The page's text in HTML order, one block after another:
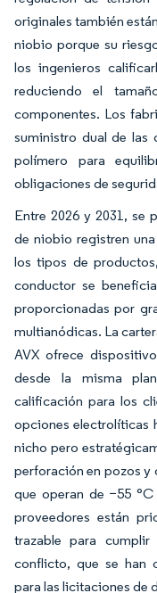
originales también
niobio porque su
los ingenieros
reduciendo el
componentes. Los
suministro dual de las
polímero para
obligaciones de
Entre 2026 y 2031, se
de niobio registren
los tipos de
conductor se
proporcionadas por
multianódicas. La
AVX ofrece
desde la misma
calificación para los
opciones electrolíticas
nicho pero
perforación en pozos y
que operan de −55
proveedores están
trazable para
conflicto, que se han
para las licitaciones de